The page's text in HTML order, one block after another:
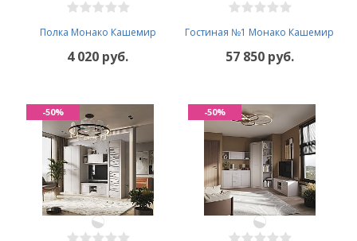
Полка Монако Кашемир
4 020 руб.
Гостиная №1 Монако Кашемир
57 850 руб.
-50% -50%